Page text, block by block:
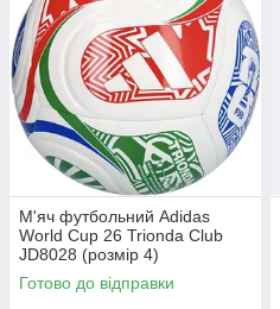
М'яч футбольний Adidas
World Cup 26 Trionda Club
JD8028 (розмір 4)
Готово до відправки